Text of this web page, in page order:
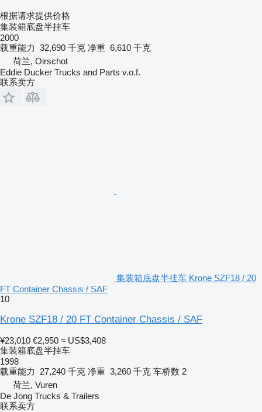
根据请求提供价格
集装箱底盘半挂车
2000
载重能力 32,690 千克 净重 6,610 千克
荷兰, Oirschot
Eddie Ducker Trucks and Parts v.o.f.
联系卖方
集装箱底盘半挂车 Krone SZF18 / 20
FT Container Chassis / SAF
10
Krone SZF18 / 20 FT Container Chassis / SAF
¥23,010 €2,950 ≈ US$3,408
集装箱底盘半挂车
1998
载重能力
27,240 千克 净重 3,260 千克 车桥数 2
荷兰, Vuren
De Jong Trucks & Trailers
联系卖方